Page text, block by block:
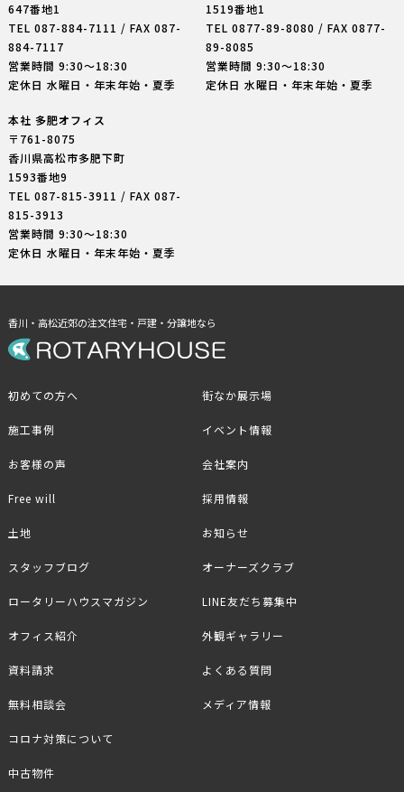
647番地1
TEL 087-884-7111 / FAX 087-
884-7117
営業時間 9:30〜18:30
定休日 水曜日・年末年始・夏季
1519番地1
TEL0877-89-8080 / FAX 0877-
89-8085
営業時間 9:30〜18:30
定休日 水曜日・年末年始・夏季
本社 多肥オフィス
〒761-8075
香川県高松市多肥下町
1593番地9
TEL 087-815-3911 / FAX 087-
815-3913
営業時間 9:30〜18:30
定休日 水曜日・年末年始・夏季
香川・高松近郊の注文住宅・戸建・分譲地なら
初めての方へ
施工事例
お客様の声
Free will
土地
街なか展示場
イベント情報
会社案内
採用情報
お知らせ
スタッフブログ
ロータリーハウスマガジン
オフィス紹介
資料請求
無料相談会
オーナーズクラブ
LINE友だち募集中
外観ギャラリー
よくある質問
メディア情報
コロナ対策について
中古物件